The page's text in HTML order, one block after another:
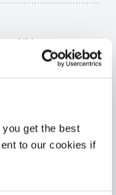
get the best
to our cookies if
UV para
a la humedad y
suave, flexible y